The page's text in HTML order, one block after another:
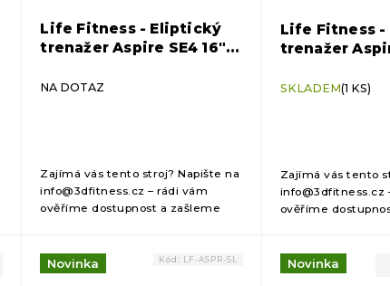
Life Fitness - Eliptický
trenažer Aspire SE4 16"
NA DOTAZ
Zajímá vás tento stroj? Napište na
info@3dfitness.cz – rádi vám
ověříme dostupnost a zašleme
Life Fitness
trenažer
SKLADEM(1 KS)
Zajímá vás tento
info@3dfitness.cz
ověříme
Novinka Kód: LF-ASPR-SL Novinka